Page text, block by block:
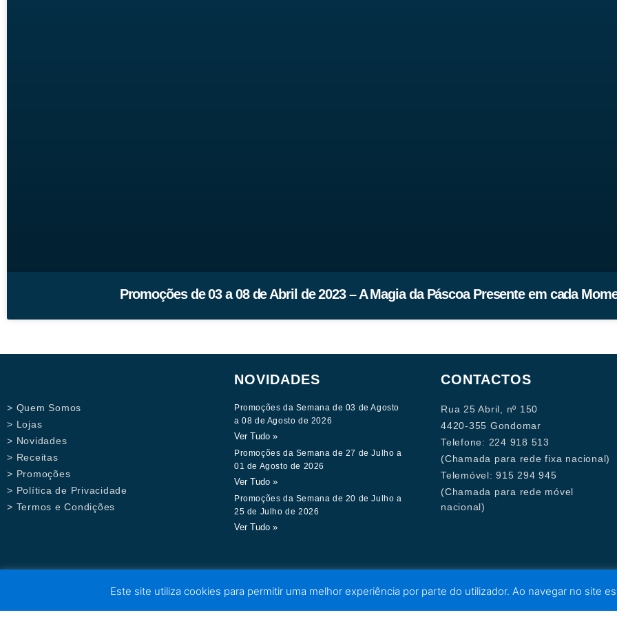
Promoções de 03 a 08 de Abril de 2023 – A Magia da Páscoa Presente em cada
> Quem Somos
> Lojas
> Novidades
> Receitas
> Promoções
> Política de Privacidade
> Termos e Condições
NOVIDADES
Promoções da Semana de 03 de Agosto
a 08 de Agosto de 2026
Ver Tudo »
Promoções da Semana de 27 de Julho a
01 de Agosto de 2026
Ver Tudo »
Promoções da Semana de 20 de Julho a
25 de Julho de 2026
Ver Tudo »
CONTACTOS
Rua 25 Abril, nº 150
4420-355 Gondomar
Telefone: 224 918 513
(Chamada para rede fixa nacional)
Telemóvel: 915 294 945
(Chamada para rede móvel
nacional)
Este site utiliza cookies para permitir uma melhor experiência por parte do utilizador. Ao navegar no site